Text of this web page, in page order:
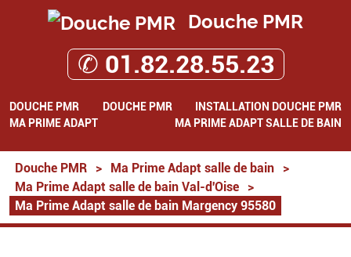
Douche PMR
✆ 01.82.28.55.23
DOUCHE PMR DOUCHE PMR
INSTALLATION DOUCHE PMR
MA PRIME ADAPT
MA PRIME ADAPT SALLE DE BAIN
Douche PMR > Ma Prime Adapt salle de bain
>
Ma Prime Adapt salle de bain Val-d'Oise
>
Ma Prime Adapt salle de bain Margency 95580